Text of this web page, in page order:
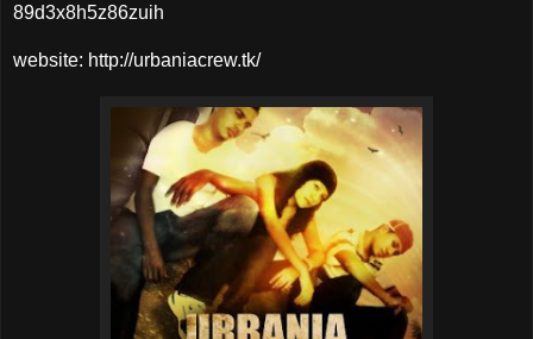
89d3x8h5z86zuih
website: http://urbaniacrew.tk/